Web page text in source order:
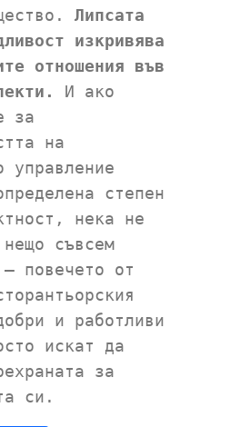
Липсата
изкривява
отношения във
И ако
за
на
управление
степен
нека не
съвсем
– повечето от
и работливи
искат да
за
си.